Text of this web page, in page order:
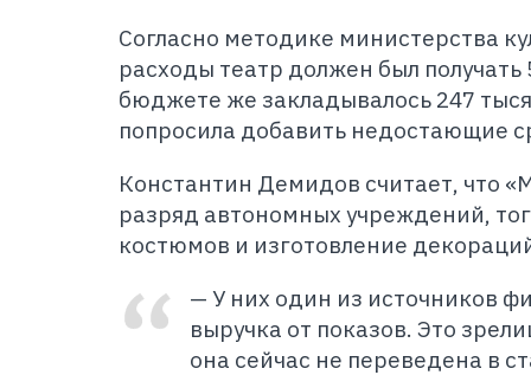
Согласно методике министерства
расходы театр должен был получать
бюджете же закладывалось 247
попросила добавить недостающие
Константин Демидов считает, что
разряд автономных учреждений,
костюмов и изготовление
— У них один из источников
выручка от показов. Это
она сейчас не переведена в